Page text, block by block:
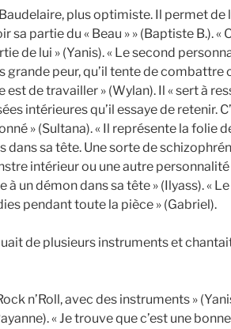
plus optimiste. Il permet de
partie du « Beau » » (Baptiste B.). «
de lui » (Yanis). « Le second
grande peur, qu’il tente de combattre
est de travailler » (Wylan). Il « sert à
intérieures qu’il essaye de retenir.
» (Sultana). « Il représente la folie
dans sa tête. Une sorte de
intérieur ou une autre personnalité
à un démon dans sa tête » (Ilyass). « Le
pendant toute la pièce » (Gabriel).
de plusieurs instruments et
n’Roll, avec des instruments »
« Je trouve que c’est une bonne